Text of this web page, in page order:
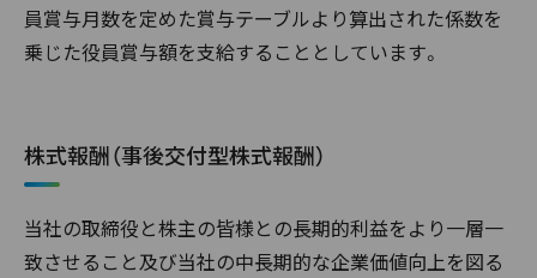
員賞与月数を定めた賞与テーブルより算出された係数を
乗じた役員賞与額を支給することとしています。
株式報酬（事後交付型株式報酬）
当社の取締役と株主の皆様との長期的利益をより一層一
致させること及び当社の中長期的な企業価値向上を図る